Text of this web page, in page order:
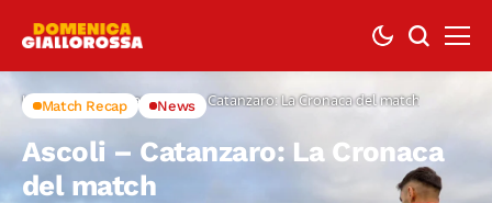
Home Match Recap Ascoli – Catanzaro: La Cronaca del match
Match Recap News
Ascoli – Catanzaro: La Cronaca
del match